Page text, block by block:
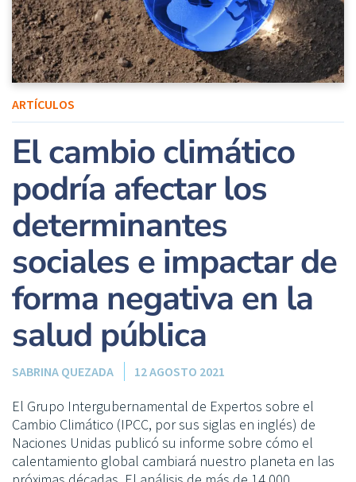
ARTÍCULOS
El cambio climático
podría afectar los
determinantes
sociales e impactar de
forma negativa en la
salud pública
SABRINA QUEZADA 12 AGOSTO 2021
El Grupo Intergubernamental de Expertos sobre el
Cambio Climático (IPCC, por sus siglas en inglés) de
Naciones Unidas publicó su informe sobre cómo el
calentamiento global cambiará nuestro planeta en las